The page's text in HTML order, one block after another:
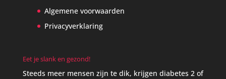
Algemene voorwaarden
Privacyverklaring
Eet je slank en gezond!
Steeds meer mensen zijn te dik, krijgen diabetes 2 of